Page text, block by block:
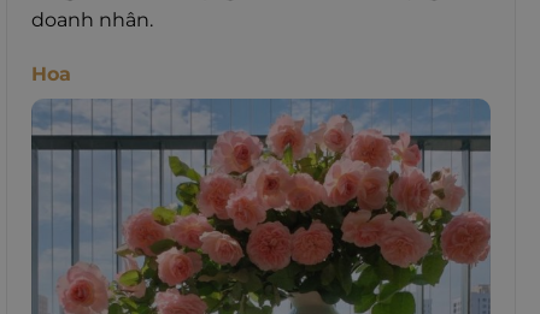
doanh nhân.
Hoa